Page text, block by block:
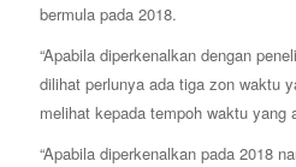
bermula pada 2018.
“Apabila diperkenalkan dengan
dilihat perlunya ada tiga zon waktu
melihat kepada tempoh waktu yang
“Apabila diperkenalkan pada 2018